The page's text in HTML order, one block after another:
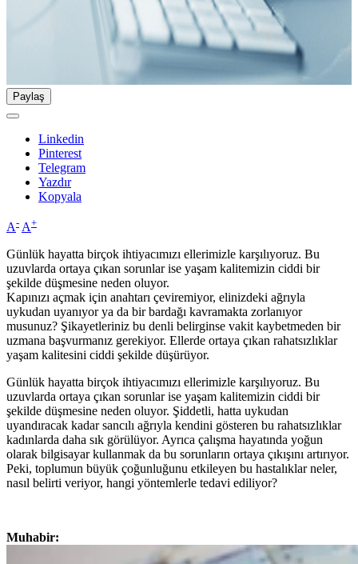
Paylaş
Linkedin
Pinterest
Telegram
Yazdır
Kopyala
A- A+
Günlük hayatta birçok ihtiyacımızı ellerimizle karşılıyoruz. Bu
uzuvlarda ortaya çıkan sorunlar ise yaşam kalitemizin ciddi bir
şekilde düşmesine neden oluyor.
Kapınızı açmak için anahtarı çeviremiyor, elinizdeki ağrıyla
uykudan uyanıyor ya da bir bardağı kavramakta zorlanıyor
musunuz? Şikayetleriniz bu denli belirginse vakit kaybetmeden bir
uzmana başvurmanız gerekiyor. Ellerde ortaya çıkan rahatsızlıklar
yaşam kalitesini ciddi şekilde düşürüyor.
Günlük hayatta birçok ihtiyacımızı ellerimizle karşılıyoruz. Bu
uzuvlarda ortaya çıkan sorunlar ise yaşam kalitemizin ciddi bir
şekilde düşmesine neden oluyor. Şiddetli, hatta uykudan
uyandıracak kadar sancılı ağrıyla kendini gösteren bu rahatsızlıklar
kadınlarda daha sık görülüyor. Ayrıca çalışma hayatında yoğun
olarak bilgisayar kullanmak da bu sorunların ortaya çıkışını artırıyor.
Peki, toplumun büyük çoğunluğunu etkileyen bu hastalıklar neler,
nasıl belirti veriyor, hangi yöntemlerle tedavi ediliyor?
Muhabir: